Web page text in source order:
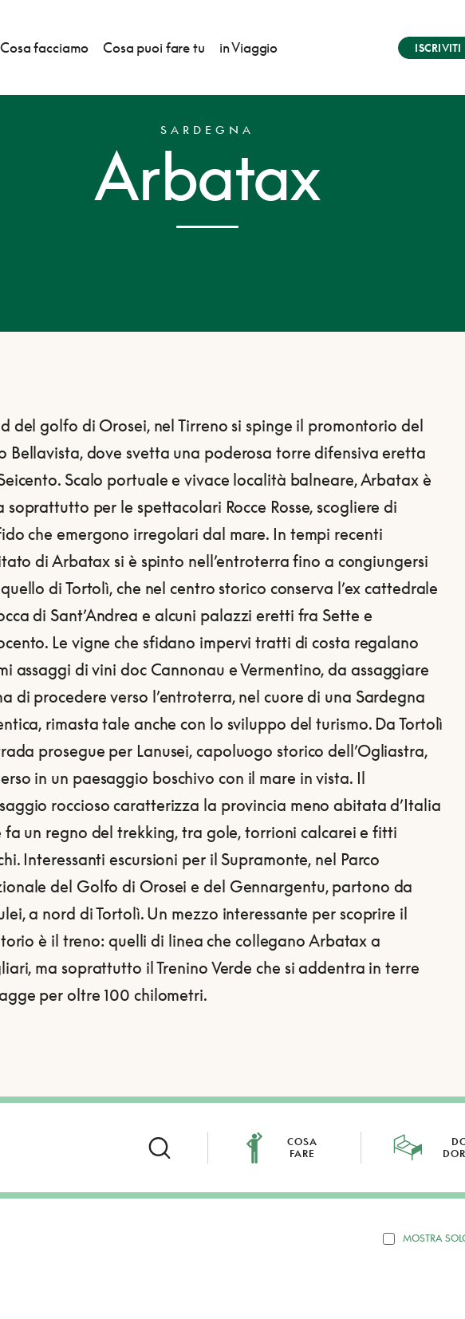
Cosa facciamo Cosa puoi fare tu in Viaggio ISCRIVITI
SARDEGNA
Arbatax
del golfo di Orosei, nel Tirreno si spinge il promontorio del
Bellavista, dove svetta una poderosa torre difensiva eretta
Scalo portuale e vivace località balneare, Arbatax è
soprattutto per le spettacolari Rocce Rosse, scogliere di
che emergono irregolari dal mare. In tempi recenti
di Arbatax si è spinto nell’entroterra fino a congiungersi
di Tortolì, che nel centro storico conserva l’ex cattedrale
di Sant’Andrea e alcuni palazzi eretti fra Sette e
Le vigne che sfidano impervi tratti di costa regalano
assaggi di vini doc Cannonau e Vermentino, da assaggiare
di procedere verso l’entroterra, nel cuore di una Sardegna
rimasta tale anche con lo sviluppo del turismo. Da Tortolì
prosegue per Lanusei, capoluogo storico dell’Ogliastra,
in un paesaggio boschivo con il mare in vista. Il
roccioso caratterizza la provincia meno abitata d’Italia
fa un regno del trekking, tra gole, torrioni calcarei e fitti
Interessanti escursioni per il Supramonte, nel Parco
del Golfo di Orosei e del Gennargentu, partono da
a nord di Tortolì. Un mezzo interessante per scoprire il
è il treno: quelli di linea che collegano Arbatax a
ma soprattutto il Trenino Verde che si addentra in terre
per oltre 100 chilometri.
COSA
FARE
MOSTRA